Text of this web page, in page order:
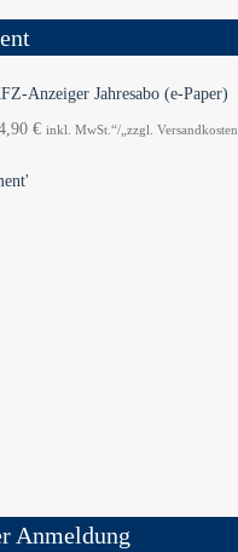
Anzeiger Jahresabo (e-Paper)
€ inkl. MwSt.“/„zzgl. Versandkosten
Anmeldung